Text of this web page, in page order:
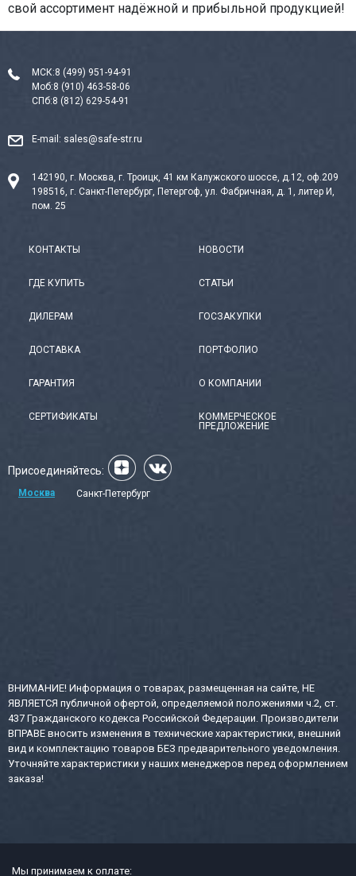
свой ассортимент надёжной и прибыльной продукцией!
МСК:8 (499) 951-94-91
Моб:8 (910) 463-58-06
СПб:8 (812) 629-54-91
E-mail: sales@safe-str.ru
142190, г. Москва, г. Троицк, 41 км Калужского шоссе, д.12, оф.209
198516, г. Санкт-Петербург, Петергоф, ул. Фабричная, д. 1, литер И,
пом. 25
КОНТАКТЫ
ГДЕ КУПИТЬ
ДИЛЕРАМ
ДОСТАВКА
ГАРАНТИЯ
СЕРТИФИКАТЫ
НОВОСТИ
СТАТЬИ
ГОСЗАКУПКИ
ПОРТФОЛИО
О КОМПАНИИ
КОММЕРЧЕСКОЕ
ПРЕДЛОЖЕНИЕ
Присоединяйтесь:
Москва Санкт-Петербург
ВНИМАНИЕ! Информация о товарах, размещенная на сайте, НЕ
ЯВЛЯЕТСЯ публичной офертой, определяемой положениями ч.2, ст.
437 Гражданского кодекса Российской Федерации. Производители
ВПРАВЕ вносить изменения в технические характеристики, внешний
вид и комплектацию товаров БЕЗ предварительного уведомления.
Уточняйте характеристики у наших менеджеров перед оформлением
заказа!
Мы принимаем к оплате: